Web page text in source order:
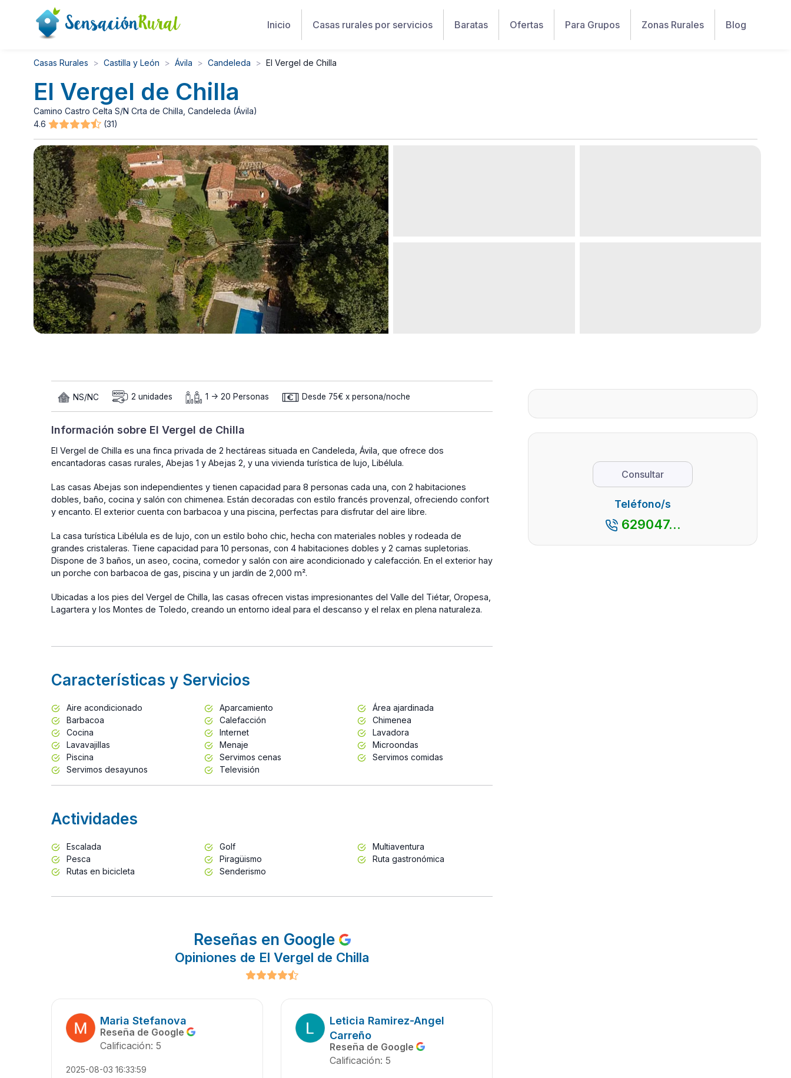
Inicio Casas rurales por servicios Baratas Ofertas Para Grupos Zonas Rurales Blog
Casas Rurales Castilla y León Ávila Candeleda El Vergel de Chilla
El Vergel de Chilla
Camino Castro Celta S/N Crta de Chilla, Candeleda (Ávila)
4.6
(31)
NS/NC 2 unidades 1 -> 20 Personas Desde 75€ x persona/noche
Información sobre El Vergel de Chilla
El Vergel de Chilla es una finca privada de 2 hectáreas situada en Candeleda, Ávila, que ofrece dos
encantadoras casas rurales, Abejas 1 y Abejas 2, y una vivienda turística de lujo, Libélula.
Las casas Abejas son independientes y tienen capacidad para 8 personas cada una, con 2 habitaciones
dobles, baño, cocina y salón con chimenea. Están decoradas con estilo francés provenzal, ofreciendo confort
y encanto. El exterior cuenta con barbacoa y una piscina, perfectas para disfrutar del aire libre.
La casa turística Libélula es de lujo, con un estilo boho chic, hecha con materiales nobles y rodeada de
grandes cristaleras. Tiene capacidad para 10 personas, con 4 habitaciones dobles y 2 camas supletorias.
Dispone de 3 baños, un aseo, cocina, comedor y salón con aire acondicionado y calefacción. En el exterior hay
un porche con barbacoa de gas, piscina y un jardín de 2,000 m².
Ubicadas a los pies del Vergel de Chilla, las casas ofrecen vistas impresionantes del Valle del Tiétar, Oropesa,
Lagartera y los Montes de Toledo, creando un entorno ideal para el descanso y el relax en plena naturaleza.
Características y Servicios
Aire acondicionado Aparcamiento
Área ajardinada
Barbacoa
Calefacción
Chimenea
Cocina
Internet
Lavadora
Lavavajillas
Menaje
Microondas
Piscina
Servimos cenas
Servimos comidas
Servimos desayunos
Televisión
Actividades
Escalada Golf
Multiaventura
Pesca
Piragüismo
Ruta gastronómica
Rutas en bicicleta
Senderismo
Reseñas en Google
Opiniones de El Vergel de Chilla
Maria Stefanova
Reseña de Google
Calificación: 5
2025-08-03 16:33:59
Leticia Ramirez-Angel
Carreño
Reseña de Google
Calificación: 5
Consultar
Teléfono/s
629047...